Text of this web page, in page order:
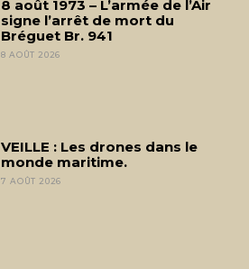
8 août 1973 – L’armée de l’Air
signe l’arrêt de mort du
Bréguet Br. 941
8 AOÛT 2026
VEILLE : Les drones dans le
monde maritime.
7 AOÛT 2026